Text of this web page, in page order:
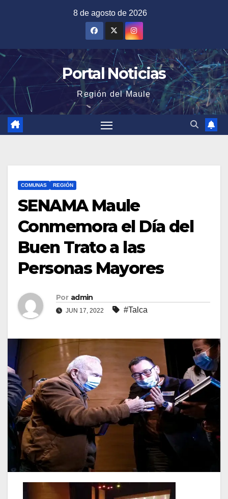
8 de agosto de 2026
Portal Noticias
Región del Maule
COMUNAS REGIÓN
SENAMA Maule
Conmemora el Día del
Buen Trato a las
Personas Mayores
Por admin
JUN 17, 2022 #Talca